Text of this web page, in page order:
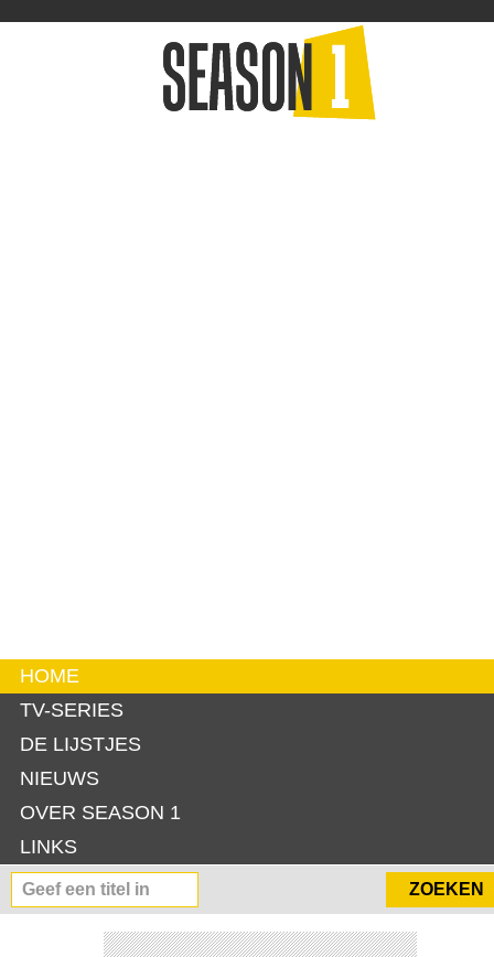
HOME
TV-SERIES
DE LIJSTJES
NIEUWS
OVER SEASON 1
LINKS